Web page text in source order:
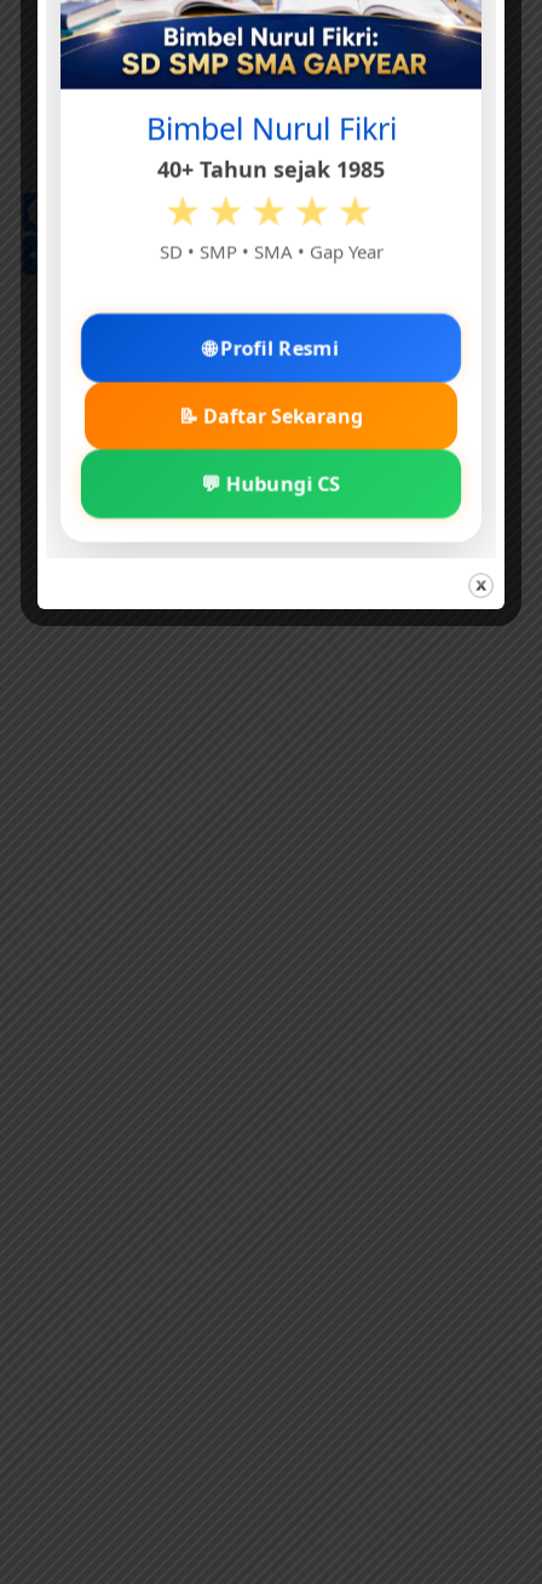
Facebook
Threads
Pinterest
X Telegram
WhatsApp
LinkedIn
Share
Bimbel Nurul Fikri
40+ Tahun sejak 1985
★★★★★
SD • SMP • SMA • Gap Year
🌐 Profil Resmi
📝 Daftar Sekarang
💬 Hubungi CS